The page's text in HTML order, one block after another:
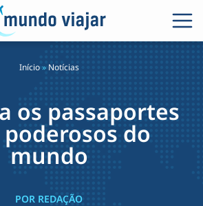
Início» Notícias
os passaportes
do
mundo
POR REDAÇÃO